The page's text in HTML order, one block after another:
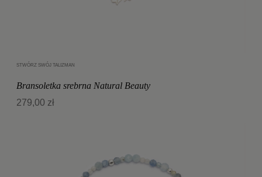
STWÓRZ SWÓJ TALIZMAN
Bransoletka srebrna Natural Beauty
279,00 zł